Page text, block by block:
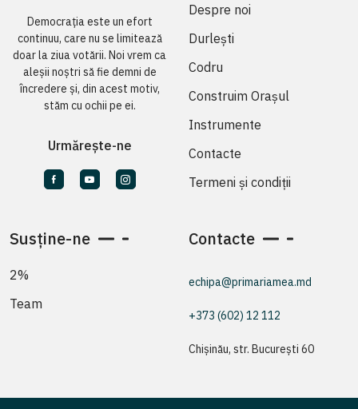
Democrația este un efort
continuu, care nu se limitează
doar la ziua votării. Noi vrem ca
aleșii noștri să fie demni de
încredere și, din acest motiv,
stăm cu ochii pe ei.
Urmărește-ne
Despre noi
Durlești
Codru
Construim Orașul
Instrumente
Contacte
Termeni și condiții
Susține-ne
2%
Team
Contacte
echipa@primariamea.md
+373 (602) 12 112
Chișinău, str. București 60